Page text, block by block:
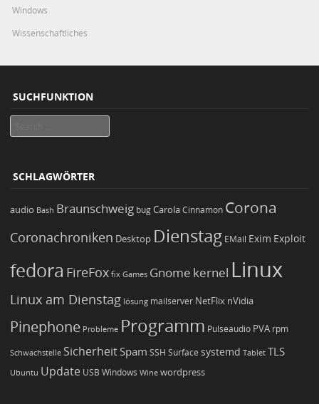
Windows
Wissenschaftliches
SUCHFUNKTION
SCHLAGWÖRTER
audio Bash Braunschweig bugCarola Cinnamon Corona
Coronachroniken Desktop Dienstag EMail Exim Exploit
fedora FireFox fix Games Gnome kernel Linux
Linux am Dienstag lösung mailserver NetFlix nVidia
Pinephone Probleme Programm Pulseaudio PVA rpm
Schwachstelle Sicherheit Spam SSH Surface systemd Tablet TLS
Ubuntu Update USB Windows Wine wordpress